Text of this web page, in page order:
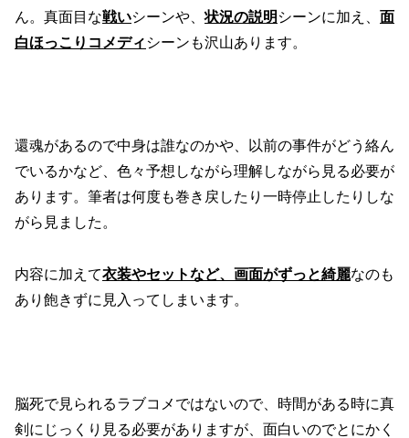
ん。真面目な戦いシーンや、状況の説明 シーンに加え、 面
白ほっこりコメディ シーンも沢山あります。
還魂があるので中身は誰なのかや、以前の事件がどう絡ん
でいるかなど、色々予想しながら理解しながら見る必要が
あります。筆者は何度も巻き戻したり一時停止したりしな
がら見ました。
内容に加えて衣装やセットなど、画面がずっと綺麗なのも
あり飽きずに見入ってしまいます。
脳死で見られるラブコメではないので、時間がある時に真
剣にじっくり見る必要がありますが、面白いのでとにかく